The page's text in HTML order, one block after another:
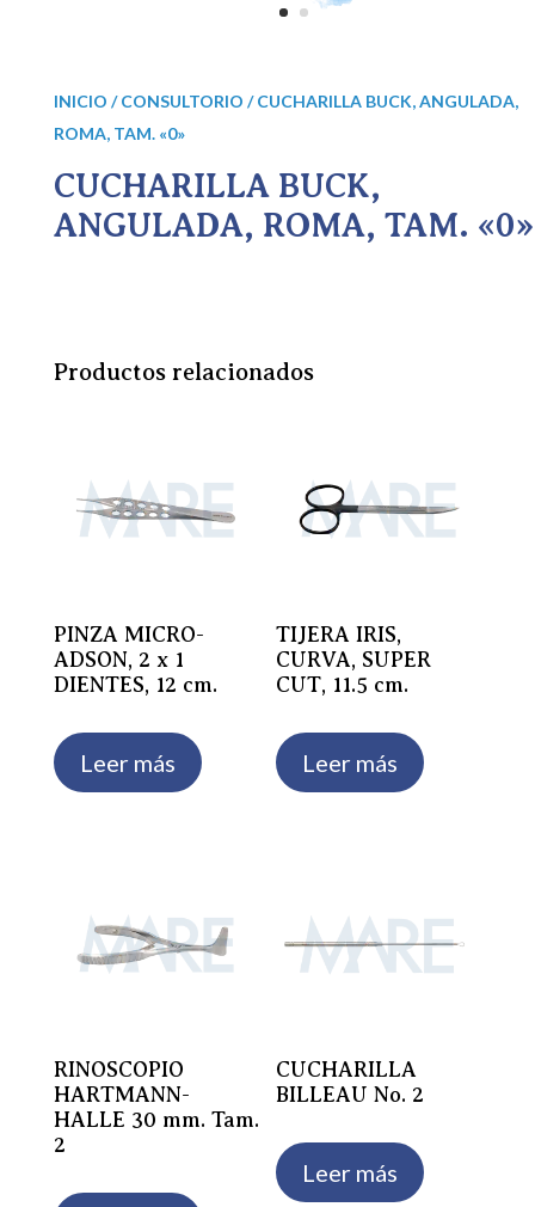
INICIO /CONSULTORIO / CUCHARILLA BUCK, ANGULADA,
ROMA, TAM. «0»
CUCHARILLA BUCK,
ANGULADA, ROMA, TAM. «0»
Productos relacionados
PINZA MICRO-
ADSON, 2 x 1
DIENTES, 12 cm.
Leer más
TIJERA IRIS,
CURVA, SUPER
CUT, 11.5 cm.
Leer más
RINOSCOPIO
HARTMANN-
HALLE 30 mm. Tam.
2
CUCHARILLA
BILLEAU No. 2
Leer más